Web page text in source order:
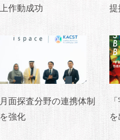
上作動成功
提
月面探査分野の連携体制
を強化